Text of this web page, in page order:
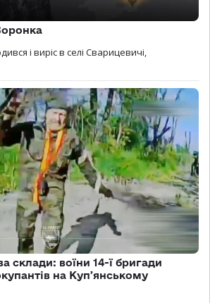
і виріс в селі Сварицевичі,
склади: воїни 14-ї бригади
на Купʼянському